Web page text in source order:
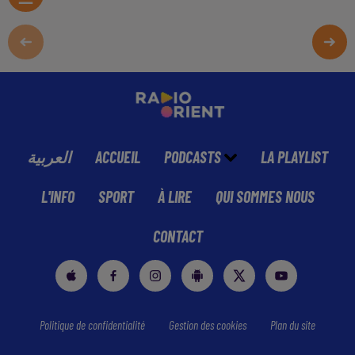
العربية ACCUEIL PODCASTS LA PLAYLIST
L'INFO SPORT À LIRE QUI SOMMES NOUS
CONTACT
Politique de confidentialité Gestion des cookies Plan du site